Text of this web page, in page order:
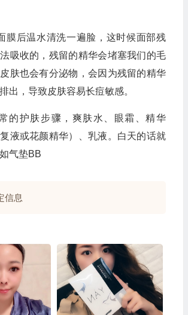
膜后温水清洗一遍脸，这时候面部残
吸收的，残留的精华会堵塞我们的毛
肤也会有分泌物，会因为残留的精华
出，导致皮肤容易长痘敏感。
的护肤步骤，爽肤水、眼霜、精华
复液或花颜精华）、乳液。白天的话就
气垫BB
信息